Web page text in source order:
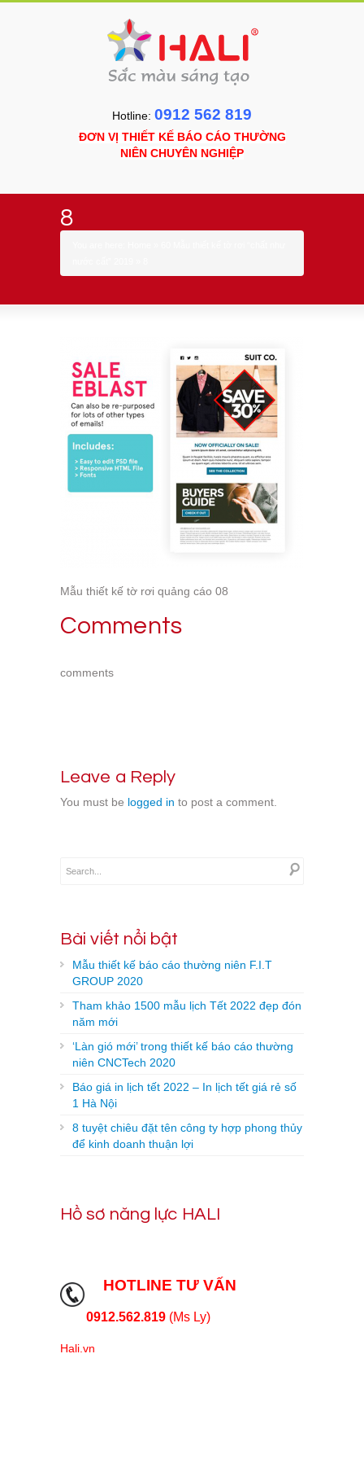
Hotline: 0912 562 819
ĐƠN VỊ THIẾT KẾ BÁO CÁO THƯỜNG
NIÊN CHUYÊN NGHIỆP
8
Mẫu thiết kế tờ rơi quảng cáo 08
Comments
comments
Leave a Reply
You must be logged in to post a comment.
Bài viết nổi bật
Mẫu thiết kế báo cáo thường niên F.I.T
GROUP 2020
Tham khảo 1500 mẫu lịch Tết 2022 đẹp đón
năm mới
‘Làn gió mới’ trong thiết kế báo cáo thường
niên CNCTech 2020
Báo giá in lịch tết 2022 – In lịch tết giá rẻ số
1 Hà Nội
8 tuyệt chiêu đặt tên công ty hợp phong thủy
để kinh doanh thuận lợi
Hồ sơ năng lực HALI
HOTLINE TƯ VẤN
0912.562.819 (Ms Ly)
Hali.vn